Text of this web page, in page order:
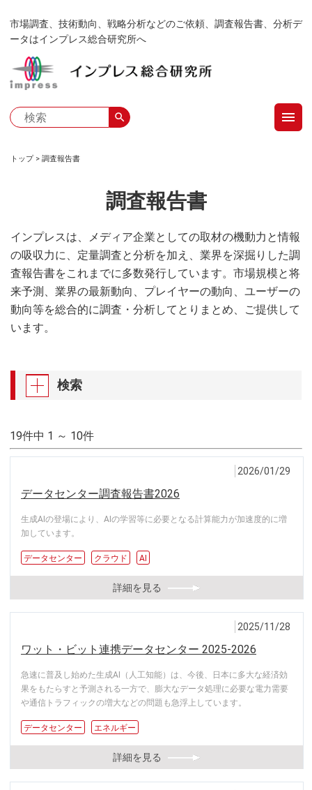
ン
ン
市場調査、技術動向、戦略分析などのご依頼、調査報告書、分析デ
ータはインプレス総合研究所へ
search menu
く
ず
トップ 調査報告書
調査報告書
インプレスは、メディア企業としての取材の機動力と情報
の吸収力に、定量調査と分析を加え、業界を深掘りした調
査報告書をこれまでに多数発行しています。市場規模と将
来予測、業界の最新動向、プレイヤーの動向、ユーザーの
動向等を総合的に調査・分析してとりまとめ、ご提供して
います。
検索
19件中 1 ～ 10件
2026/01/29
データセンター調査報告書2026
生成AIの登場により、AIの学習等に必要となる計算能力が加速度的に増
加しています。
データセンター クラウド AI
詳細を見る
2025/11/28
ワット・ビット連携データセンター 2025-2026
急速に普及し始めた生成AI（人工知能）は、今後、日本に多大な経済効
果をもたらすと予測される一方で、膨大なデータ処理に必要な電力需要
や通信トラフィックの増大などの問題も急浮上しています。
データセンター エネルギー
詳細を見る